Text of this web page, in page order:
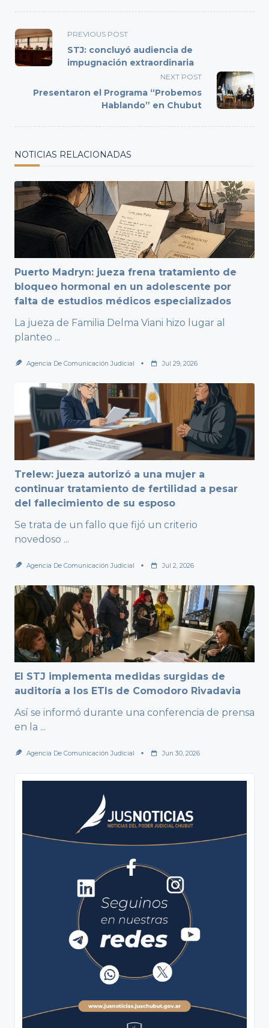
<span
class="nav-
subtitle
reader-
text">Page</span>
PREVIOUS POST
STJ: concluyó audiencia de
impugnación extraordinaria
NEXT POST
Presentaron el Programa “Probemos
Hablando” en Chubut
NOTICIAS RELACIONADAS
Puerto Madryn: jueza frena tratamiento de
bloqueo hormonal en un adolescente por
falta de estudios médicos especializados
La jueza de Familia Delma Viani hizo lugar al
planteo ...
Agencia De Comunicación Judicial Jul 29, 2026
Trelew: jueza autorizó a una mujer a
continuar tratamiento de fertilidad a pesar
del fallecimiento de su esposo
Se trata de un fallo que fijó un criterio
novedoso ...
Agencia De Comunicación Judicial Jul 2, 2026
El STJ implementa medidas surgidas de
auditoría a los ETIs de Comodoro Rivadavia
Así se informó durante una conferencia de prensa
en la ...
Agencia De Comunicación Judicial Jun 30, 2026